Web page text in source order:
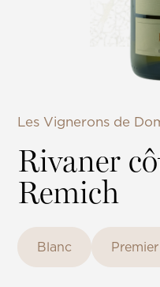
Les Vignerons de
Rivaner
Remich
Blanc